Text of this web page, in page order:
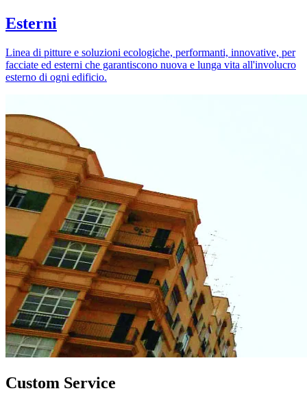
Esterni
Linea di pitture e soluzioni ecologiche, performanti, innovative, per
facciate ed esterni che garantiscono nuova e lunga vita all'involucro
esterno di ogni edificio.
Custom Service